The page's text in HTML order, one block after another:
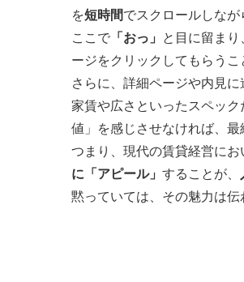
を短時間でスクロールしなが
ここで 「おっ」 と目に留まり
ージをクリックしてもらうこ
さらに、詳細ページや内見
家賃や広さといったスペッ
値」を感じさせなければ、最
つまり、現代の賃貸経営にお
に「アピール」 することが、
黙っていては、その魅力は伝